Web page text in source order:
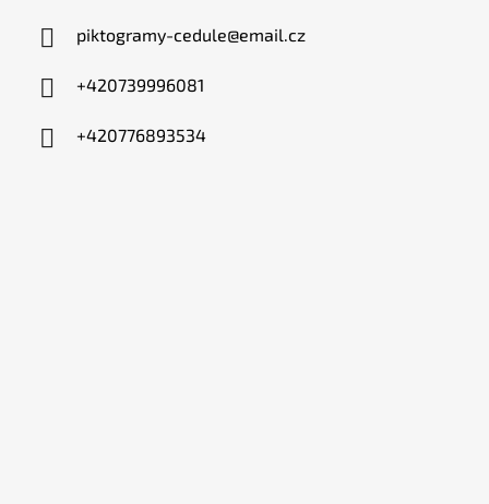
piktogramy-cedule@email.cz
+420739996081
+420776893534